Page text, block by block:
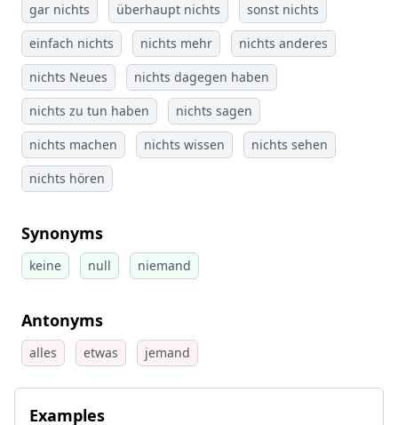
gar nichts überhaupt nichts
sonst nichts
einfach nichts
nichts mehr
nichts anderes
nichts Neues
nichts dagegen haben
nichts zu tun haben
nichts sagen
nichts machen
nichts wissen
nichts sehen
nichts hören
Synonyms
keine null niemand
Antonyms
alles etwas jemand
Examples